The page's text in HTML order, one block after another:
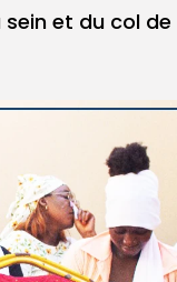
et du col de